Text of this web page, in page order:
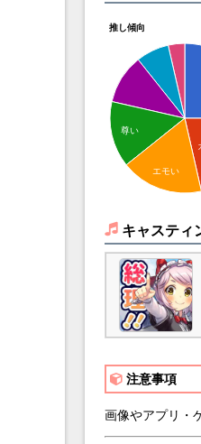
推し傾向
尊い
エモい
キャスティ
注意事項
画像やアプリ・